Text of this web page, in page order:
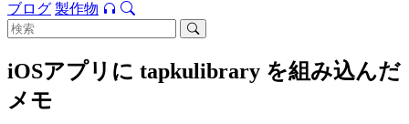
ブログ 製作物
iOSアプリに tapkulibrary を組み込んだ
メモ